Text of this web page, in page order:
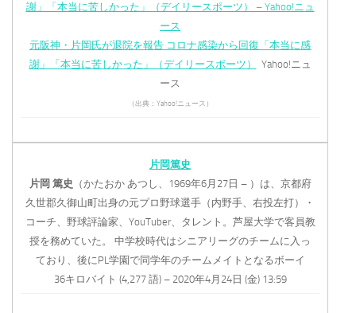
謝」「本当に苦しかった」（デイリースポーツ） – Yahoo!ニュ
ース
元阪神・片岡氏が退院を報告 コロナ感染から回復「本当に感
謝」「本当に苦しかった」（デイリースポーツ）
Yahoo!ニュ
ース
（出典：Yahoo!ニュース）
片岡篤史
片岡 篤史 （かたおか あつし、1969年6月27日 – ）は、京都府
久世郡久御山町出身の元プロ野球選手（内野手、右投左打）・
コーチ、野球評論家、YouTuber、タレント。芦屋大学で客員教
授を務めていた。 中学校時代はシニアリーグのチームに入っ
ており、後にPL学園で同学年のチームメイトとなるボーイ
36キロバイト (4,277 語) – 2020年4月24日 (金) 13:59